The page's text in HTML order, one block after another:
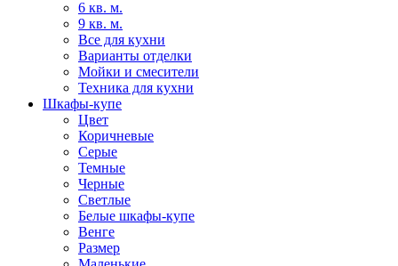
6 кв. м.
9 кв. м.
Все для кухни
Варианты отделки
Мойки и смесители
Техника для кухни
Шкафы-купе
Цвет
Коричневые
Серые
Темные
Черные
Светлые
Белые шкафы-купе
Венге
Размер